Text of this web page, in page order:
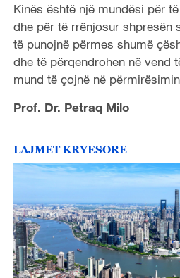
Kinës është një mundësi për
dhe për të rrënjosur shpresën
të punojnë përmes shumë
dhe të përqendrohen në vend
mund të çojnë në
Prof. Dr. Petraq Milo
LAJMET KRYESORE